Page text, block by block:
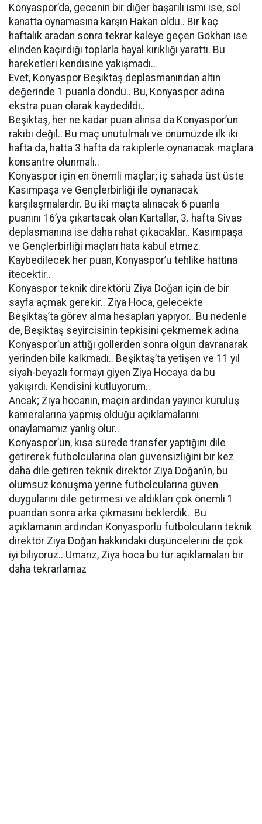
Konyaspor’da, gecenin bir diğer başarılı ismi ise, sol
kanatta oynamasına karşın Hakan oldu.. Bir kaç
haftalık aradan sonra tekrar kaleye geçen Gökhan ise
elinden kaçırdığı toplarla hayal kırıklığı yarattı. Bu
hareketleri kendisine yakışmadı..
Evet, Konyaspor Beşiktaş deplasmanından altın
değerinde 1 puanla döndü.. Bu, Konyaspor adına
ekstra puan olarak kaydedildi..
Beşiktaş, her ne kadar puan alınsa da Konyaspor’un
rakibi değil.. Bu maç unutulmalı ve önümüzde ilk iki
hafta da, hatta 3 hafta da rakiplerle oynanacak maçlara
konsantre olunmalı..
Konyaspor için en önemli maçlar; iç sahada üst üste
Kasımpaşa ve Gençlerbirliği ile oynanacak
karşılaşmalardır. Bu iki maçta alınacak 6 puanla
puanını 16’ya çıkartacak olan Kartallar, 3. hafta Sivas
deplasmanına ise daha rahat çıkacaklar.. Kasımpaşa
ve Gençlerbirliği maçları hata kabul etmez.
Kaybedilecek her puan, Konyaspor’u tehlike hattına
itecektir..
Konyaspor teknik direktörü Ziya Doğan için de bir
sayfa açmak gerekir.. Ziya Hoca, gelecekte
Beşiktaş’ta görev alma hesapları yapıyor.. Bu nedenle
de, Beşiktaş seyircisinin tepkisini çekmemek adına
Konyaspor’un attığı gollerden sonra olgun davranarak
yerinden bile kalkmadı.. Beşiktaş’ta yetişen ve 11 yıl
siyah-beyazlı formayı giyen Ziya Hocaya da bu
yakışırdı. Kendisini kutluyorum..
Ancak; Ziya hocanın, maçın ardından yayıncı kuruluş
kameralarına yapmış olduğu açıklamalarını
onaylamamız yanlış olur..
Konyaspor’un, kısa sürede transfer yaptığını dile
getirerek futbolcularına olan güvensizliğini bir kez
daha dile getiren teknik direktör Ziya Doğan’ın, bu
olumsuz konuşma yerine futbolcularına güven
duygularını dile getirmesi ve aldıkları çok önemli 1
puandan sonra arka çıkmasını beklerdik. Bu
açıklamanın ardından Konyasporlu futbolcuların teknik
direktör Ziya Doğan hakkındaki düşüncelerini de çok
iyi biliyoruz.. Umarız, Ziya hoca bu tür açıklamaları bir
daha tekrarlamaz